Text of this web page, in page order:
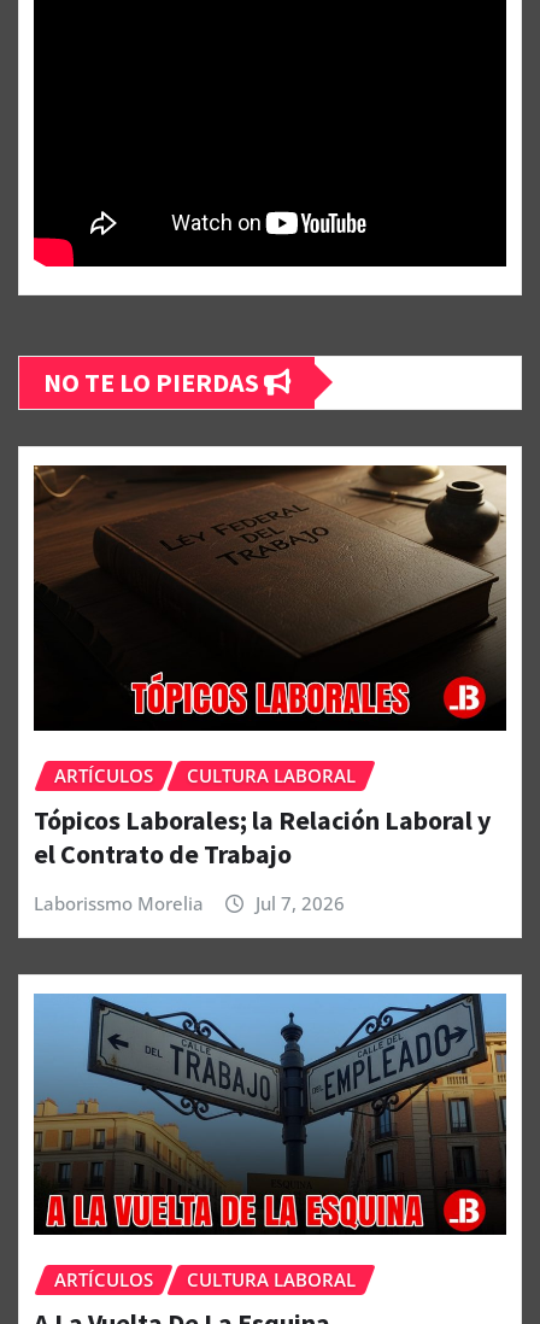
NO TE LO PIERDAS
ARTÍCULOS CULTURA LABORAL
Tópicos Laborales; la Relación Laboral y
el Contrato de Trabajo
Laborissmo Morelia Jul 7, 2026
ARTÍCULOS CULTURA LABORAL